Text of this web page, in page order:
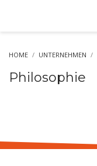
HOME UNTERNEHMEN
Philosophie